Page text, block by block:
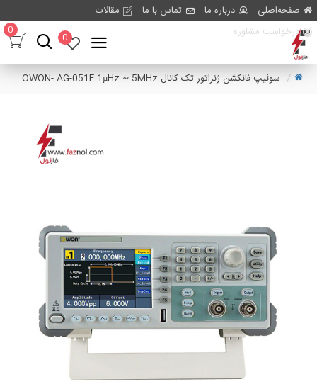
صفحه‌اصلی درباره ما تماس با ما
مقالات
درخواست مشاوره
0
0
سوئیپ فانکشن ژنراتور تک کانال OWON- AG-051F 1µHz ~ 5MHz